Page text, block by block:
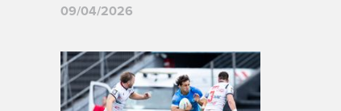
09/04/2026